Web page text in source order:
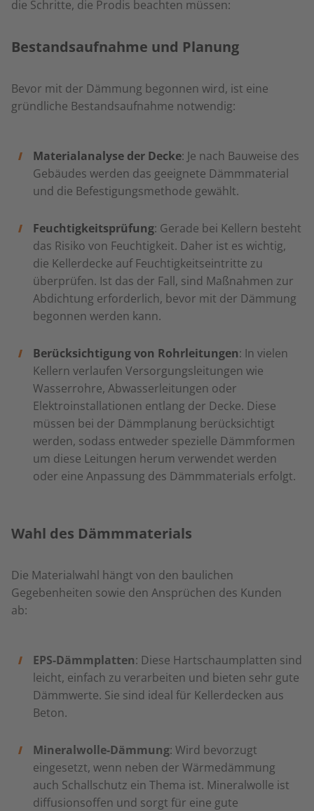
die Schritte, die Prodis beachten müssen:
Bestandsaufnahme und Planung
Bevor mit der Dämmung begonnen wird, ist eine
gründliche Bestandsaufnahme notwendig:
Materialanalyse der Decke: Je nach Bauweise des
Gebäudes werden das geeignete Dämmmaterial
und die Befestigungsmethode gewählt.
Feuchtigkeitsprüfung: Gerade bei Kellern besteht
das Risiko von Feuchtigkeit. Daher ist es wichtig,
die Kellerdecke auf Feuchtigkeitseintritte zu
überprüfen. Ist das der Fall, sind Maßnahmen zur
Abdichtung erforderlich, bevor mit der Dämmung
begonnen werden kann.
Berücksichtigung von Rohrleitungen: In vielen
Kellern verlaufen Versorgungsleitungen wie
Wasserrohre, Abwasserleitungen oder
Elektroinstallationen entlang der Decke. Diese
müssen bei der Dämmplanung berücksichtigt
werden, sodass entweder spezielle Dämmformen
um diese Leitungen herum verwendet werden
oder eine Anpassung des Dämmmaterials erfolgt.
Wahl des Dämmmaterials
Die Materialwahl hängt von den baulichen
Gegebenheiten sowie den Ansprüchen des Kunden
ab:
EPS-Dämmplatten: Diese Hartschaumplatten sind
leicht, einfach zu verarbeiten und bieten sehr gute
Dämmwerte. Sie sind ideal für Kellerdecken aus
Beton.
Mineralwolle-Dämmung: Wird bevorzugt
eingesetzt, wenn neben der Wärmedämmung
auch Schallschutz ein Thema ist. Mineralwolle ist
diffusionsoffen und sorgt für eine gute